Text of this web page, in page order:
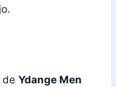
de Ydange Men